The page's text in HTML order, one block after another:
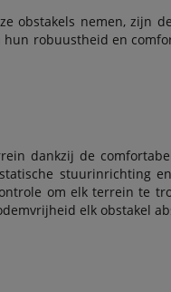
obstakels nemen, zijn
robuustheid en
dankzij de
stuurinrichting
om elk terrein te
elk obstakel